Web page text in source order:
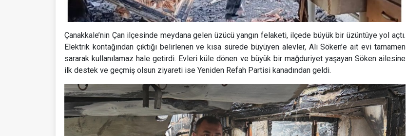
Çanakkale’nin Çan ilçesinde meydana gelen üzücü yangın felaketi, ilçede büyük bir üzüntüye yol açtı.
Elektrik kontağından çıktığı belirlenen ve kısa sürede büyüyen alevler, Ali Söken’e ait evi tamamen
sararak kullanılamaz hale getirdi. Evleri küle dönen ve büyük bir mağduriyet yaşayan Söken ailesine
ilk destek ve geçmiş olsun ziyareti ise Yeniden Refah Partisi kanadından geldi.